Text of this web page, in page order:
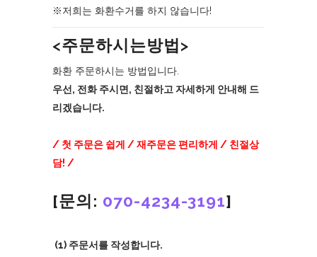
※저희는 화환수거를 하지 않습니다!
<주문하시는방법>
화환 주문하시는 방법입니다.
우선, 전화 주시면, 친절하고 자세하게 안내해 드
리겠습니다.
/ 첫 주문은 쉽게 / 재주문은 편리하게 / 친절상
담! /
[문의: 070-4234-3191]
(1) 주문서를 작성합니다.